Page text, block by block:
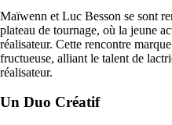
Maïwenn et Luc Besson se sont
plateau de tournage, où la jeune
réalisateur. Cette rencontre
fructueuse, alliant le talent de
réalisateur.
Un Duo Créatif